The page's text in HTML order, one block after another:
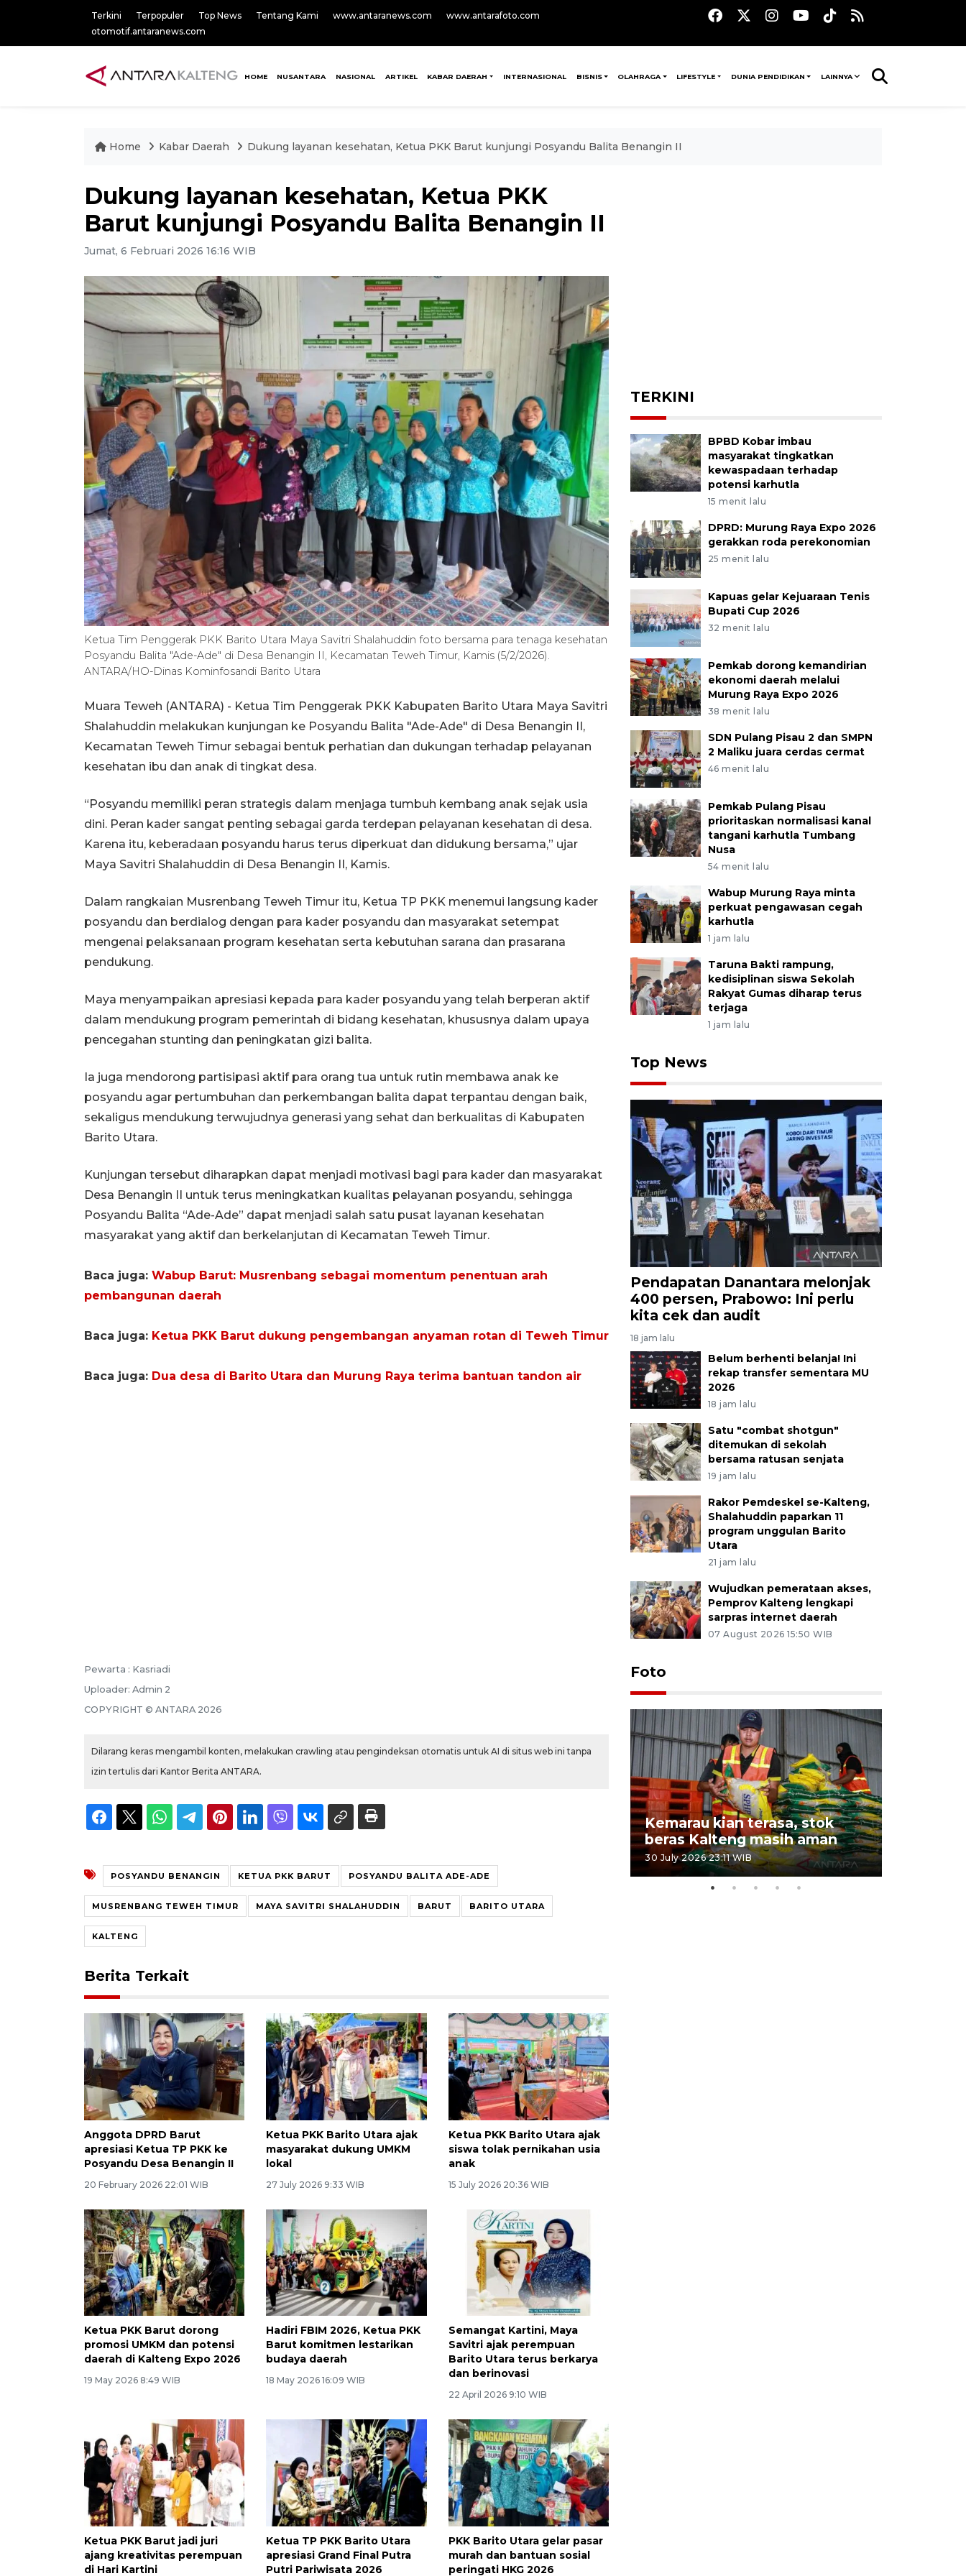
Terkini Terpopuler Top News Tentang Kami www.antaranews.com
www.antarafoto.com
otomotif.antaranews.com
HOME NUSANTARA NASIONAL ARTIKEL KABAR DAERAH INTERNASIONAL BISNIS OLAHRAGA LIFESTYLE DUNIA PENDIDIKAN LAINNYA
Home Kabar Daerah Dukung layanan kesehatan, Ketua PKK Barut kunjungi Posyandu Balita Benangin II
Dukung layanan kesehatan, Ketua PKK
Barut kunjungi Posyandu Balita Benangin II
Jumat, 6 Februari 2026 16:16 WIB
Ketua Tim Penggerak PKK Barito Utara Maya Savitri Shalahuddin foto bersama para tenaga kesehatan
Posyandu Balita "Ade-Ade" di Desa Benangin II, Kecamatan Teweh Timur, Kamis (5/2/2026).
ANTARA/HO-Dinas Kominfosandi Barito Utara
Muara Teweh (ANTARA) - Ketua Tim Penggerak PKK Kabupaten Barito Utara Maya Savitri
Shalahuddin melakukan kunjungan ke Posyandu Balita "Ade-Ade" di Desa Benangin II,
Kecamatan Teweh Timur sebagai bentuk perhatian dan dukungan terhadap pelayanan
kesehatan ibu dan anak di tingkat desa.
“Posyandu memiliki peran strategis dalam menjaga tumbuh kembang anak sejak usia
dini. Peran kader sangat penting sebagai garda terdepan pelayanan kesehatan di desa.
Karena itu, keberadaan posyandu harus terus diperkuat dan didukung bersama,” ujar
Maya Savitri Shalahuddin di Desa Benangin II, Kamis.
Dalam rangkaian Musrenbang Teweh Timur itu, Ketua TP PKK menemui langsung kader
posyandu dan berdialog dengan para kader posyandu dan masyarakat setempat
mengenai pelaksanaan program kesehatan serta kebutuhan sarana dan prasarana
pendukung.
Maya menyampaikan apresiasi kepada para kader posyandu yang telah berperan aktif
dalam mendukung program pemerintah di bidang kesehatan, khususnya dalam upaya
pencegahan stunting dan peningkatan gizi balita.
Ia juga mendorong partisipasi aktif para orang tua untuk rutin membawa anak ke
posyandu agar pertumbuhan dan perkembangan balita dapat terpantau dengan baik,
sekaligus mendukung terwujudnya generasi yang sehat dan berkualitas di Kabupaten
Barito Utara.
Kunjungan tersebut diharapkan dapat menjadi motivasi bagi para kader dan masyarakat
Desa Benangin II untuk terus meningkatkan kualitas pelayanan posyandu, sehingga
Posyandu Balita “Ade-Ade” dapat menjadi salah satu pusat layanan kesehatan
masyarakat yang aktif dan berkelanjutan di Kecamatan Teweh Timur.
Baca juga: Wabup Barut: Musrenbang sebagai momentum penentuan arah
pembangunan daerah
Baca juga: Ketua PKK Barut dukung pengembangan anyaman rotan di Teweh Timur
Baca juga: Dua desa di Barito Utara dan Murung Raya terima bantuan tandon air
Pewarta : Kasriadi
Uploader: Admin 2
COPYRIGHT © ANTARA 2026
Dilarang keras mengambil konten, melakukan crawling atau pengindeksan otomatis untuk AI di situs web ini tanpa
izin tertulis dari Kantor Berita ANTARA.
POSYANDU BENANGIN KETUA PKK BARUT POSYANDU BALITA ADE-ADE
MUSRENBANG TEWEH TIMUR MAYA SAVITRI SHALAHUDDIN BARUT BARITO UTARA
KALTENG
Berita Terkait
Anggota DPRD Barut
apresiasi Ketua TP PKK ke
Posyandu Desa Benangin II
20 February 2026 22:01 WIB
Ketua PKK Barito Utara ajak
masyarakat dukung UMKM
lokal
27 July 2026 9:33 WIB
Ketua PKK Barito Utara ajak
siswa tolak pernikahan usia
anak
15 July 2026 20:36 WIB
Ketua PKK Barut dorong
promosi UMKM dan potensi
daerah di Kalteng Expo 2026
19 May 2026 8:49 WIB
Hadiri FBIM 2026, Ketua PKK
Barut komitmen lestarikan
budaya daerah
18 May 2026 16:09 WIB
Semangat Kartini, Maya
Savitri ajak perempuan
Barito Utara terus berkarya
dan berinovasi
22 April 2026 9:10 WIB
Ketua PKK Barut jadi juri
ajang kreativitas perempuan
di Hari Kartini
Ketua TP PKK Barito Utara
apresiasi Grand Final Putra
Putri Pariwisata 2026
PKK Barito Utara gelar pasar
murah dan bantuan sosial
peringati HKG 2026
TERKINI
BPBD Kobar imbau
masyarakat tingkatkan
kewaspadaan terhadap
potensi karhutla
15 menit lalu
DPRD: Murung Raya Expo 2026
gerakkan roda perekonomian
25 menit lalu
Kapuas gelar Kejuaraan Tenis
Bupati Cup 2026
32 menit lalu
Pemkab dorong kemandirian
ekonomi daerah melalui
Murung Raya Expo 2026
38 menit lalu
SDN Pulang Pisau 2 dan SMPN
2 Maliku juara cerdas cermat
46 menit lalu
Pemkab Pulang Pisau
prioritaskan normalisasi kanal
tangani karhutla Tumbang
Nusa
54 menit lalu
Wabup Murung Raya minta
perkuat pengawasan cegah
karhutla
1 jam lalu
Taruna Bakti rampung,
kedisiplinan siswa Sekolah
Rakyat Gumas diharap terus
terjaga
1 jam lalu
Top News
Pendapatan Danantara melonjak
400 persen, Prabowo: Ini perlu
kita cek dan audit
18 jam lalu
Belum berhenti belanja! Ini
rekap transfer sementara MU
2026
18 jam lalu
Satu "combat shotgun"
ditemukan di sekolah
bersama ratusan senjata
19 jam lalu
Rakor Pemdeskel se-Kalteng,
Shalahuddin paparkan 11
program unggulan Barito
Utara
21 jam lalu
Wujudkan pemerataan akses,
Pemprov Kalteng lengkapi
sarpras internet daerah
07 August 2026 15:50 WIB
Foto
Kemarau kian terasa, stok
beras Kalteng masih aman
30 July 2026 23:11 WIB